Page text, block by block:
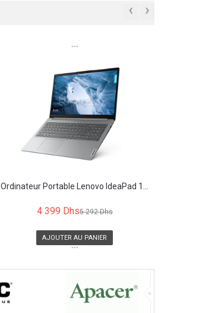
‹ ›
```
Ordinateur Portable Lenovo IdeaPad 1...
4 399 Dhs5 292 Dhs
AJOUTER AU PANIER
```